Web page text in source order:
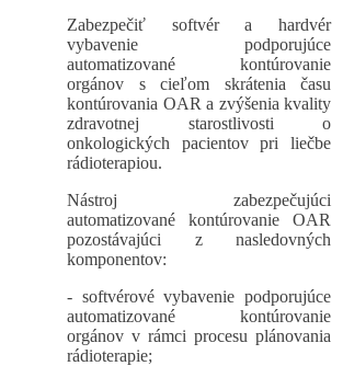
Zabezpečiť softvér a hardvér
vybavenie podporujúce
automatizované kontúrovanie
orgánov s cieľom skrátenia času
kontúrovania OAR a zvýšenia kvality
zdravotnej starostlivosti o
onkologických pacientov pri liečbe
rádioterapiou.
Nástroj zabezpečujúci
automatizované kontúrovanie OAR
pozostávajúci z nasledovných
komponentov:
- softvérové vybavenie podporujúce
automatizované kontúrovanie
orgánov v rámci procesu plánovania
rádioterapie;